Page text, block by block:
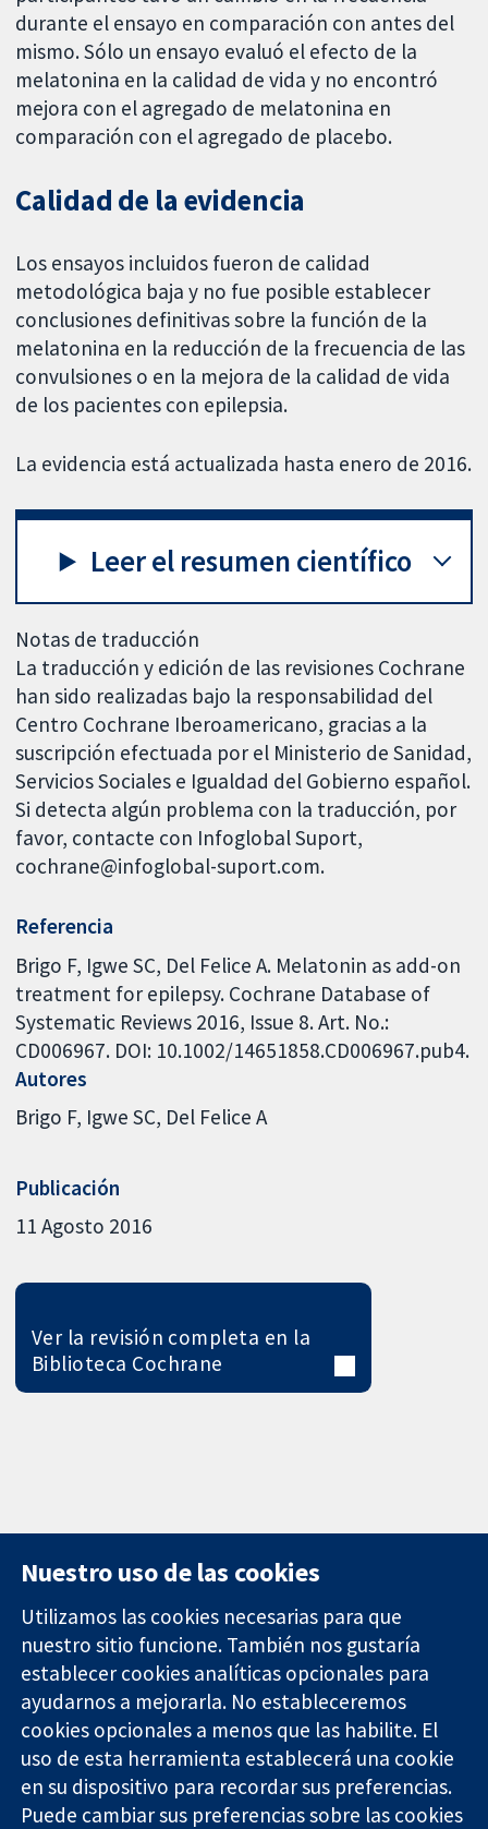
durante el ensayo en comparación con antes del
mismo. Sólo un ensayo evaluó el efecto de la
melatonina en la calidad de vida y no encontró
mejora con el agregado de melatonina en
comparación con el agregado de placebo.
Calidad de la evidencia
Los ensayos incluidos fueron de calidad
metodológica baja y no fue posible establecer
conclusiones definitivas sobre la función de la
melatonina en la reducción de la frecuencia de las
convulsiones o en la mejora de la calidad de vida
de los pacientes con epilepsia.
La evidencia está actualizada hasta enero de 2016.
Leer el resumen científico
Notas de traducción
La traducción y edición de las revisiones Cochrane
han sido realizadas bajo la responsabilidad del
Centro Cochrane Iberoamericano, gracias a la
suscripción efectuada por el Ministerio de Sanidad,
Servicios Sociales e Igualdad del Gobierno español.
Si detecta algún problema con la traducción, por
favor, contacte con Infoglobal Suport,
cochrane@infoglobal-suport.com.
Referencia
Brigo F, Igwe SC, Del Felice A. Melatonin as add-on
treatment for epilepsy. Cochrane Database of
Systematic Reviews 2016, Issue 8. Art. No.:
CD006967. DOI: 10.1002/14651858.CD006967.pub4.
Autores
Brigo F Igwe SC Del Felice A
Publicación
11 Agosto 2016
Ver la revisión completa en la
Biblioteca Cochrane
Evidencia fiable.
Decisiones
informadas.
Mejor salud.
11-13 Cavendish
Square
Londres
W1G 0AN
Reino Unido
Contacto
Noticias
Prensa
Sobre
nosotros
Empleo
Cochrane
Library
Nuestro uso de las cookies
Utilizamos las cookies necesarias para que
nuestro sitio funcione. También nos gustaría
establecer cookies analíticas opcionales para
ayudarnos a mejorarla. No estableceremos
cookies opcionales a menos que las habilite. El
uso de esta herramienta establecerá una cookie
en su dispositivo para recordar sus preferencias.
Puede cambiar sus preferencias sobre las cookies